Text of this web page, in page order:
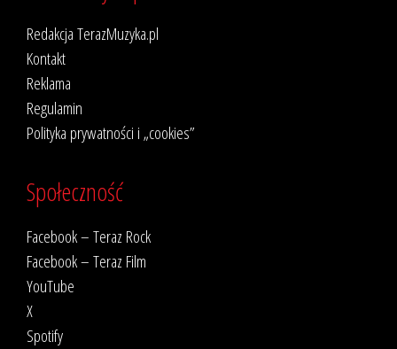
Redakcja TerazMuzyka.pl
Kontakt
Reklama
Regulamin
Polityka prywatności i „cookies”
Społeczność
Facebook – Teraz Rock
Facebook – Teraz Film
YouTube
X
Spotify